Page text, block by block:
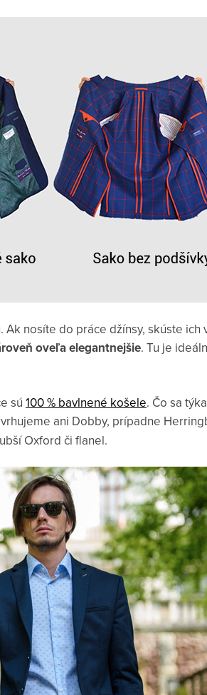
nosíte do práce džínsy, skúste ich
oveľa elegantnejšie. Tu je
sú 100 % bavlnené košele. Čo sa
ani Dobby, prípadne
Oxford či flanel.